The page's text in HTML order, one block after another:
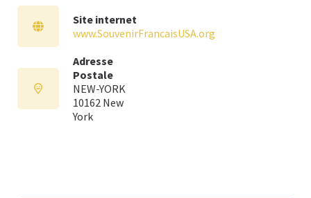
Site internet
www.SouvenirFrancaisUSA.org
Adresse
Postale
NEW-YORK
10162 New
York